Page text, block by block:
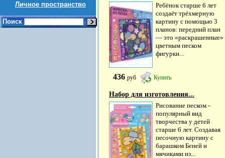
Личное пространство
Поиск
Ребёнок старше 6 лет
создаёт трёхмерную
картину с помощью 3
планов: передний план
— это «раскрашенные»
цветным песком
фигурки...
436 руб Купить
Набор для изготовления...
Рисование песком -
популярный вид
творчества у детей
старше 6 лет. Создавая
песочную картину с
барашком Беней и
мячиками из...